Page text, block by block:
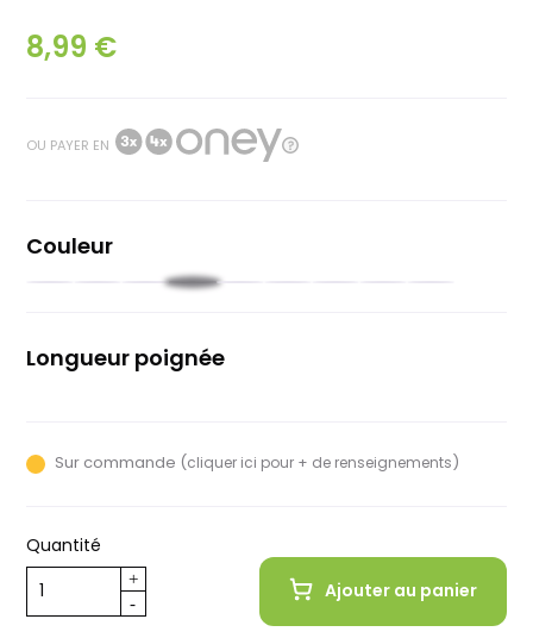
8,99 €
OU PAYER EN
Couleur
RougeMoutarde
Rose
Longueur poignée
Sur commande (cliquer ici pour + de renseignements)
Quantité
Ajouter au panier